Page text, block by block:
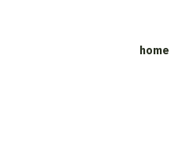
home